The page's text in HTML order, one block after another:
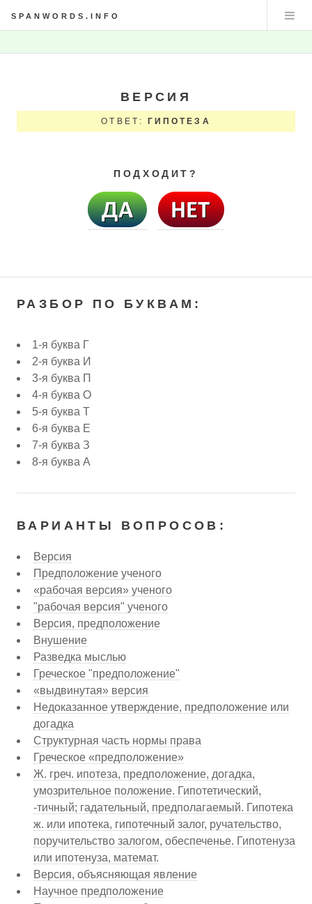
SPANWORDS.INFO
ВЕРСИЯ
ОТВЕТ: ГИПОТЕЗА
ПОДХОДИТ?
РАЗБОР ПО БУКВАМ:
1-я буква Г
2-я буква И
3-я буква П
4-я буква О
5-я буква Т
6-я буква Е
7-я буква З
8-я буква А
ВАРИАНТЫ ВОПРОСОВ:
Версия
Предположение ученого
«рабочая версия» ученого
"рабочая версия" ученого
Версия, предположение
Внушение
Разведка мыслью
Греческое "предположение"
«выдвинутая» версия
Недоказанное утверждение, предположение или
догадка
Структурная часть нормы права
Греческое «предположение»
Ж. греч. ипотеза, предположение, догадка,
умозрительное положение. Гипотетический,
-тичный; гадательный, предполагаемый. Гипотека
ж. или ипотека, гипотечный залог, ручательство,
поручительство залогом, обеспеченье. Гипотенуза
или ипотенуза, математ.
Версия, объясняющая явление
Научное предположение